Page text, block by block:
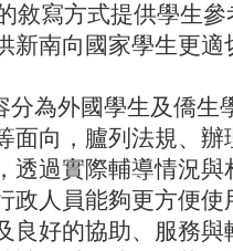
敘寫方式提供學生
新南向國家學生更適
為外國學生及僑生
面向，臚列法規、辦
透過實際輔導情況與
政人員能夠更方便使
良好的協助、服務與